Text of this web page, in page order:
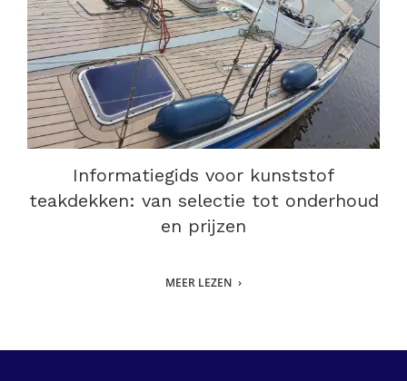
Informatiegids voor kunststof
teakdekken: van selectie tot onderhoud
en prijzen
MEER LEZEN